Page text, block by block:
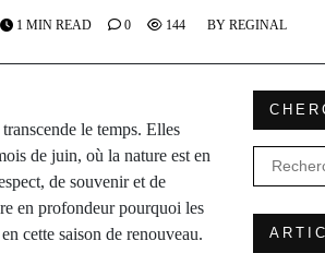
BY REGINAL
1 MIN READ 0 144
le temps. Elles
de juin, où la nature est en
de souvenir et de
en profondeur pourquoi les
cette saison de renouveau.